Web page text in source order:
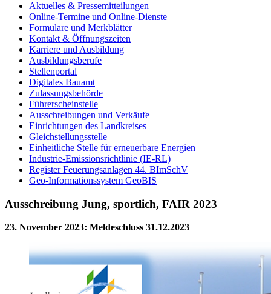
Aktuelles & Pressemitteilungen
Online-Termine und Online-Dienste
Formulare und Merkblätter
Kontakt & Öffnungszeiten
Karriere und Ausbildung
Ausbildungsberufe
Stellenportal
Digitales Bauamt
Zulassungsbehörde
Führerscheinstelle
Ausschreibungen und Verkäufe
Einrichtungen des Landkreises
Gleichstellungsstelle
Einheitliche Stelle für erneuerbare Energien
Industrie-Emissionsrichtlinie (IE-RL)
Register Feuerungsanlagen 44. BImSchV
Geo-Informationssystem GeoBIS
Ausschreibung Jung, sportlich, FAIR 2023
23. November 2023: Meldeschluss 31.12.2023